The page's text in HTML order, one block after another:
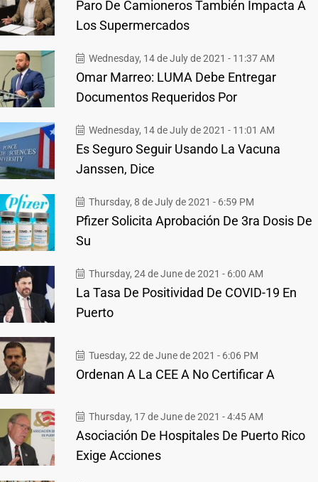
Paro De Camioneros También Impacta A
Los Supermercados
Wednesday, 14 de July de 2021 - 11:37 AM
Omar Marreo: LUMA Debe Entregar
Documentos Requeridos Por
Wednesday, 14 de July de 2021 - 11:01 AM
Es Seguro Seguir Usando La Vacuna
Janssen, Dice
Thursday, 8 de July de 2021 - 6:59 PM
Pfizer Solicita Aprobación De 3ra Dosis De
Su
Thursday, 24 de June de 2021 - 6:00 AM
La Tasa De Positividad De COVID-19 En
Puerto
Tuesday, 22 de June de 2021 - 6:06 PM
Ordenan A La CEE A No Certificar A
Thursday, 17 de June de 2021 - 4:45 AM
Asociación De Hospitales De Puerto Rico
Exige Acciones